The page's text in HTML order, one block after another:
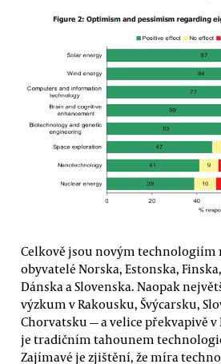
Celkově jsou novým technologiím
obyvatelé Norska, Estonska,
Dánska a Slovenska. Naopak
výzkum v Rakousku, Švýcarsku,
Chorvatsku — a velice překvapivě
je tradičním tahounem
Zajímavé je zjištění, že míra